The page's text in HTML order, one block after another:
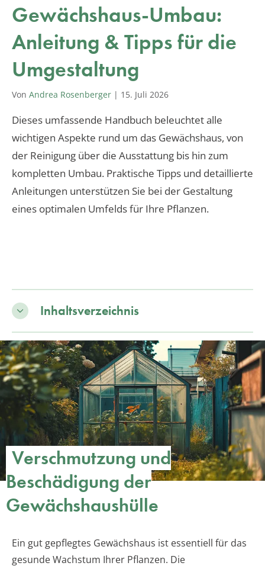
Gewächshaus-Umbau:
Anleitung & Tipps für die
Umgestaltung
Von Andrea Rosenberger | 15. Juli 2026
Dieses umfassende Handbuch beleuchtet alle
wichtigen Aspekte rund um das Gewächshaus, von
der Reinigung über die Ausstattung bis hin zum
kompletten Umbau. Praktische Tipps und detaillierte
Anleitungen unterstützen Sie bei der Gestaltung
eines optimalen Umfelds für Ihre Pflanzen.
Inhaltsverzeichnis
Verschmutzung und
Beschädigung der
Gewächshaushülle
Ein gut gepflegtes Gewächshaus ist essentiell für das
gesunde Wachstum Ihrer Pflanzen. Die